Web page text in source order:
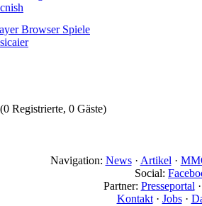
Browser Spiele
Registrierte, 0 Gäste)
Navigation: News· Artikel ·
Social:
Partner: Presseportal
Kontakt· Jobs·